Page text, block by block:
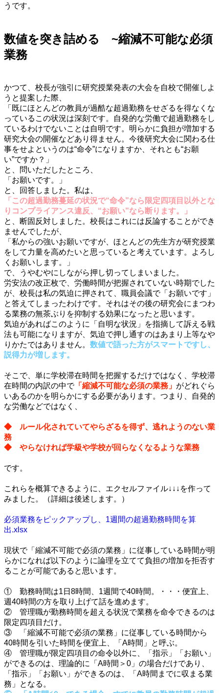
うです。
数値を突き詰める ~縮減不可能な必須
業務
かつて、校長が強引に研究授業発表の大会を自校で開催しよ
うと提案した際、
「既にほとんどの教員が過酷な超過勤務をせざるを得なくな
っているこの状況は深刻です。自発的な労働で超過勤務をし
ているわけでないことは自明です。明らかに負担が増加する
研究大会の開催などあり得ません。今後研究大会に関わる仕
事をせよというのは“命令”になりますか、それとも“お願
い”ですか？」
と、問いただしたところ、
「お願いです。」
と、回答しました。私は、
「この超過勤務蔓延の状況で“命令”なら限定四項目以外とな
りコンプライアンス違反、“お願い”なら断ります。」
と、断固反対しました。校長はこれには反論することができ
ませんでしたが、
「私からの強いお願いですが、ほとんどの先生方が研究授業
をして力量を高めたいと思っていると考えています。よろし
くお願いします。」
で、うやむやにしながら押し切ってしまいました。
労安法の改正枚で、労働時間が把握されていない時期でした
が、校長は私の気迫に押されて、職員会議で「お願いです」
と答えてしまったわけです。それはその後の研究会にまつわ
る業務の無茶ぶりを抑制する効果になったと思います。
気迫があればこのように「自明な状況」を指摘して訴える戦
法も可能になりますが、気迫で押し通すのはあまり上等なや
りかたではありません。 数値で語った方がスマートですし、
説得力が増します。
そこで、単に学校滞在時間を把握するだけではなく、学校滞
在時間の内訳の中で「縮減不可能な必須の業務」 がどれぐら
いあるのかを明らかにする必要があります。つまり、自発的
な労働などではなく、
◆ ルール化されていてやらざるを得ず、逃れようのない業
務
◆ やらなければ学級や学校が回らなくなるような業務
です。
これらを概算できるように、エクセルファイル↓↓↓を作って
みました。（詳細は後述します。）
必須業務をピックアップし、1週間の超過勤務時間を算
出.xlsx
現状で「縮減不可能で必須の業務」に従事している時間が明
らかになれば以下のように論理を立てて負担の増加を拒否す
ることが可能であると思います。
① 勤務時間は1日8時間、1週間で40時間。・・・便宜上、
週40時間の方を取り上げて話を進めます。
② 管理職が勤務時間を超える状況で業務を命令できるのは
限定四項目だけ。
③ 「縮減不可能で必須の業務」に従事している時間から
40時間を引いた時間を便宜上、「A時間」と呼ぶ。
④ 管理職が限定四項目の命令以外に、「指示」「お願い」
ができるのは、理論的に「A時間＞0」の場合だけであり、
「指示」「お願い」ができるのは、「A時間までに収まる業
務」となる。